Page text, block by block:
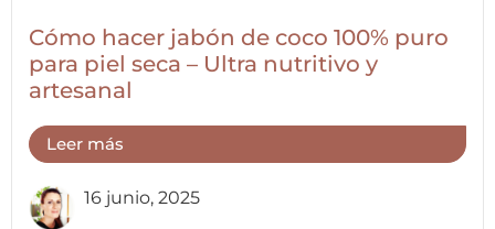
Cómo hacer jabón de coco 100% puro
para piel seca – Ultra nutritivo y
artesanal
Leer más
16 junio, 2025